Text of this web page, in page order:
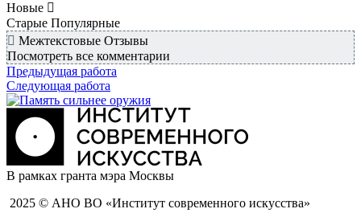
Новые
Старые Популярные
Межтекстовые Отзывы
Посмотреть все комментарии
Предыдущая работа
Следующая работа
В рамках гранта мэра Москвы
2025 © АНО ВО «Институт современного искусства»